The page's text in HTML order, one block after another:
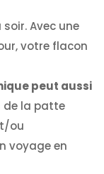
Avec une
votre flacon
peut aussi
de la patte
ou
voyage en